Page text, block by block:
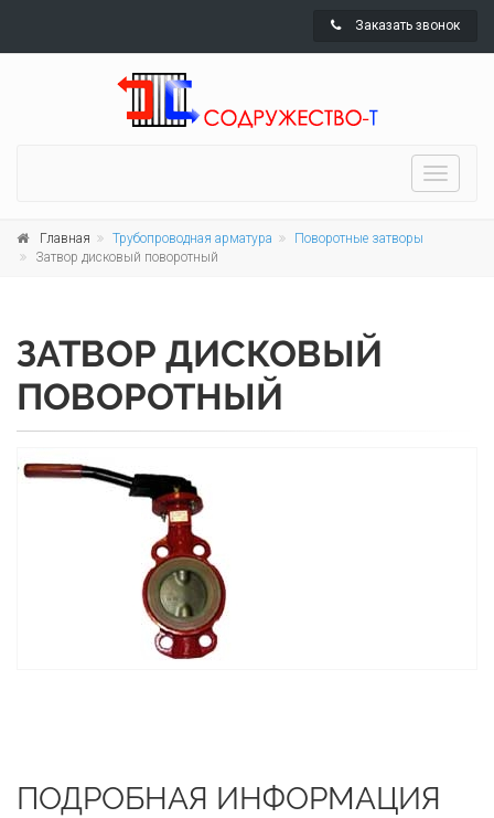
Заказать звонок
Toggle
Главная Трубопроводная арматура
Поворотные затворы
Затвор дисковый поворотный
ЗАТВОР ДИСКОВЫЙ
ПОВОРОТНЫЙ
ПОДРОБНАЯ ИНФОРМАЦИЯ